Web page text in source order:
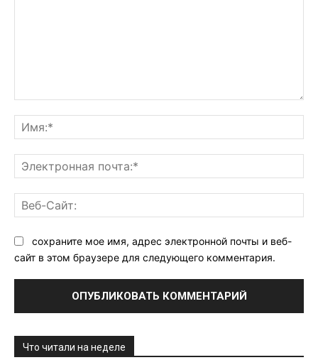
сохраните мое имя, адрес электронной почты и веб-
сайт в этом браузере для следующего комментария.
Что читали на неделе